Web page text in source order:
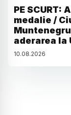
PE SCURT:
medalie /
aderarea la
10.08.2026